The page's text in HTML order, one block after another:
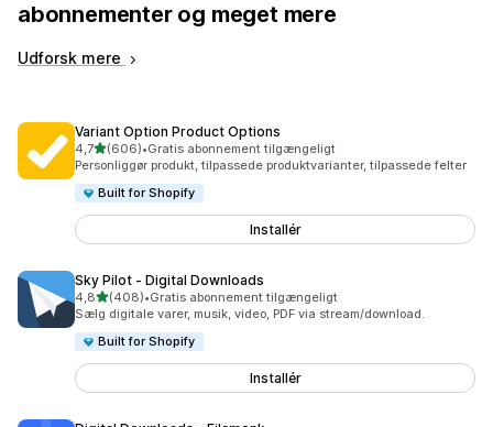
abonnementer og meget mere
Udforsk mere
Variant Option Product Options
4,7ud af 5 stjerner
(606)
606 anmeldelser i alt
•Gratis abonnement tilgængeligt
Personliggør produkt, tilpassede produktvarianter, tilpassede felter
Built for Shopify
Installér
Sky Pilot ‑ Digital Downloads
4,8ud af 5 stjerner
(408)
408 anmeldelser i alt
•Gratis abonnement tilgængeligt
Sælg digitale varer, musik, video, PDF via stream/download.
Built for Shopify
Installér